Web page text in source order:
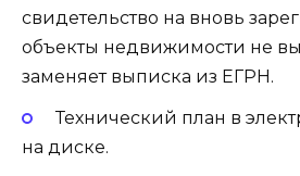
свидетельство на вновь
объекты недвижимости не
заменяет выписка из ЕГРН.
Технический план в
на диске.